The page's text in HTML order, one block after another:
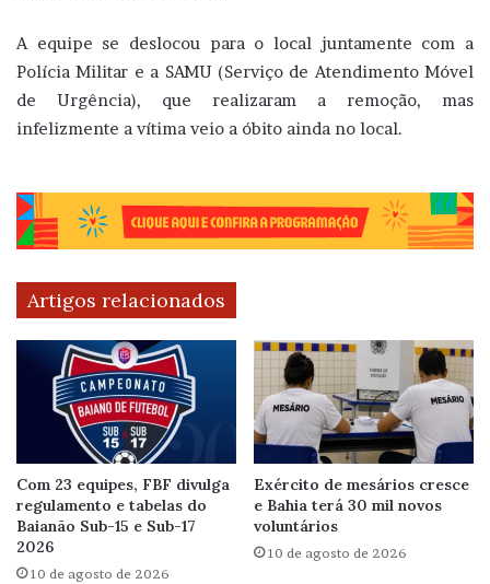
A equipe se deslocou para o local juntamente com a
Polícia Militar e a SAMU (Serviço de Atendimento Móvel
de Urgência), que realizaram a remoção, mas
infelizmente a vítima veio a óbito ainda no local.
Artigos relacionados
Com 23 equipes, FBF divulga
regulamento e tabelas do
Baianão Sub-15 e Sub-17
2026
10 de agosto de 2026
Exército de mesários cresce
e Bahia terá 30 mil novos
voluntários
10 de agosto de 2026